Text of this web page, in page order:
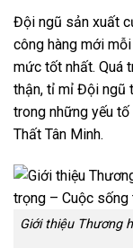
Đội ngũ sản xuất
công hàng mới
mức tốt nhất. Quá
thận, tỉ mỉ Đội ngũ
trong những yếu
Thất Tân Minh.
Giới thiệu Thương